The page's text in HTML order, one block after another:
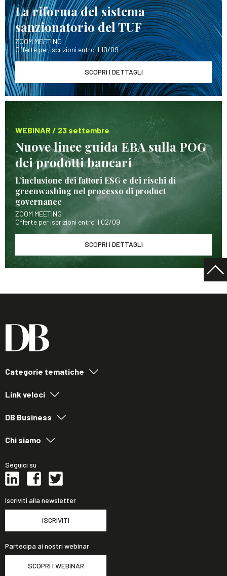
La riforma del sistema
sanzionatorio del TUF
ZOOM MEETING
Offerte per iscrizioni entro il 10/09
SCOPRI I DETTAGLI
WEBINAR / 23 settembre
Nuove linee guida EBA sulla POG
dei prodotti bancari
L’inclusione dei fattori ESG e dei rischi di
greenwashing nel processo di product
governance
ZOOM MEETING
Offerte per iscrizioni entro il 02/09
SCOPRI I DETTAGLI
Categorie tematiche
Link veloci
DB Business
Chi siamo
Seguici su
Iscriviti alla newsletter
ISCRIVITI
Partecipa ai nostri webinar
SCOPRI I WEBINAR